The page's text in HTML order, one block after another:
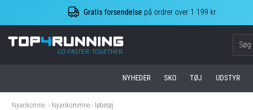
Gratis forsendelse på ordrer over 1 199 kr
Top4Running.dk
NYHEDER SKO TØJ UDSTYR
Nyankomne Nyankommne - løbetøj